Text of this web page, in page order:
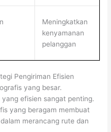
Meningkatkan
kenyamanan
pelanggan
Pengiriman Efisien
yang besar.
efisien sangat penting.
yang beragam membuat
merancang rute dan